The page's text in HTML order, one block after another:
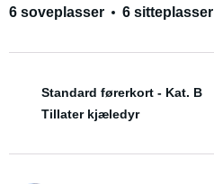
6 soveplasser 6 sitteplasser
Standard førerkort - Kat. B
Tillater kjæledyr